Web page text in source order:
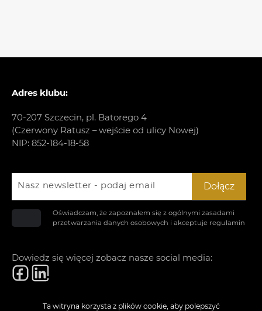
Adres klubu:
70-207 Szczecin, pl. Batorego 4
(Czerwony Ratusz – wejście od ulicy Nowej)
NIP: 852-184-18-58
Nasz newsletter - podaj email
Oświadczam, że zapoznałem się z ogólnymi zasadami
przetwarzania danych osobowych i akceptuje regulamin
Dołącz
Dowiedz się więcej zobacz nasze social media:
Ta witryna korzysta z plików cookie, aby polepszyć